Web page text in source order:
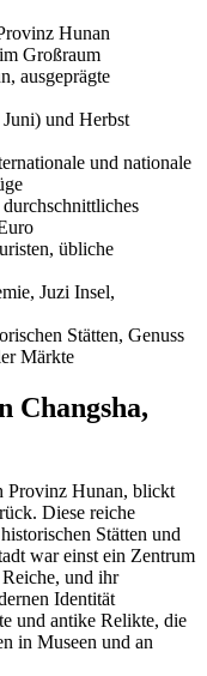
Hunan
Großraum
ausgeprägte
und Herbst
und nationale
übliche
Juzi Insel,
Stätten, Genuss
Märkte
Changsha,
Provinz Hunan, blickt
Diese reiche
Stätten und
war einst ein Zentrum
und ihr
Identität
und antike Relikte, die
in Museen und an